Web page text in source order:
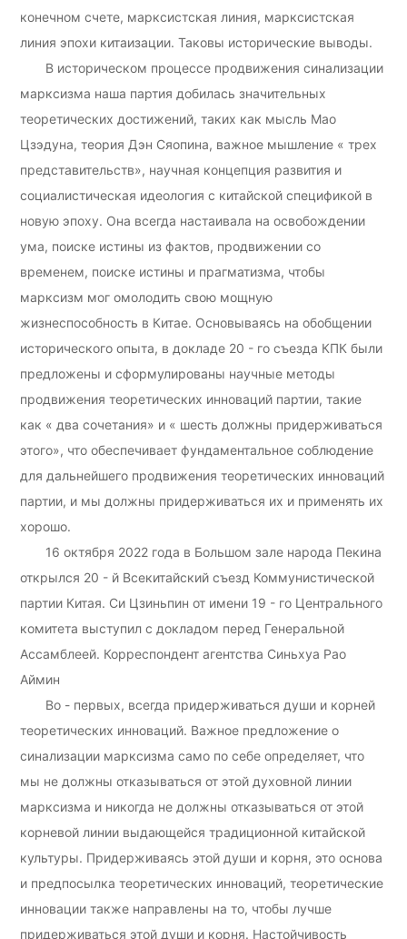
конечном счете, марксистская линия, марксистская
линия эпохи китаизации. Таковы исторические выводы.
В историческом процессе продвижения синализации
марксизма наша партия добилась значительных
теоретических достижений, таких как мысль Мао
Цзэдуна, теория Дэн Сяопина, важное мышление « трех
представительств», научная концепция развития и
социалистическая идеология с китайской спецификой в
новую эпоху. Она всегда настаивала на освобождении
ума, поиске истины из фактов, продвижении со
временем, поиске истины и прагматизма, чтобы
марксизм мог омолодить свою мощную
жизнеспособность в Китае. Основываясь на обобщении
исторического опыта, в докладе 20 - го съезда КПК были
предложены и сформулированы научные методы
продвижения теоретических инноваций партии, такие
как « два сочетания» и « шесть должны придерживаться
этого», что обеспечивает фундаментальное соблюдение
для дальнейшего продвижения теоретических инноваций
партии, и мы должны придерживаться их и применять их
хорошо.
16 октября 2022 года в Большом зале народа Пекина
открылся 20 - й Всекитайский съезд Коммунистической
партии Китая. Си Цзиньпин от имени 19 - го Центрального
комитета выступил с докладом перед Генеральной
Ассамблеей. Корреспондент агентства Синьхуа Рао
Аймин
Во - первых, всегда придерживаться души и корней
теоретических инноваций. Важное предложение о
синализации марксизма само по себе определяет, что
мы не должны отказываться от этой духовной линии
марксизма и никогда не должны отказываться от этой
корневой линии выдающейся традиционной китайской
культуры. Придерживаясь этой души и корня, это основа
и предпосылка теоретических инноваций, теоретические
инновации также направлены на то, чтобы лучше
придерживаться этой души и корня. Настойчивость